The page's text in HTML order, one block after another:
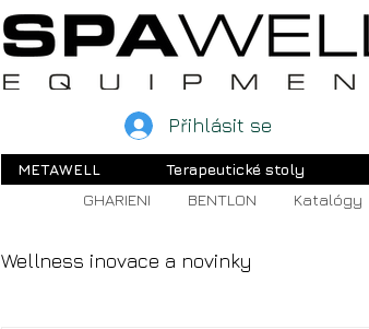
Přihlásit se
METAWELL Terapeutické stoly
GHARIENI
BENTLON Katalógy
Wellness inovace a novinky